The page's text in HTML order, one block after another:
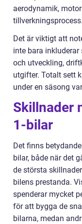
aerodynamik,
tillverkningsprocess.
Det är viktigt att
inte bara
och utveckling,
utgifter. Totalt sett
under en säsong
Skillnader
1-bilar
Det finns
bilar, både när det
de största
bilens prestanda.
spenderar mycket
för att bygga de
bilarna, medan